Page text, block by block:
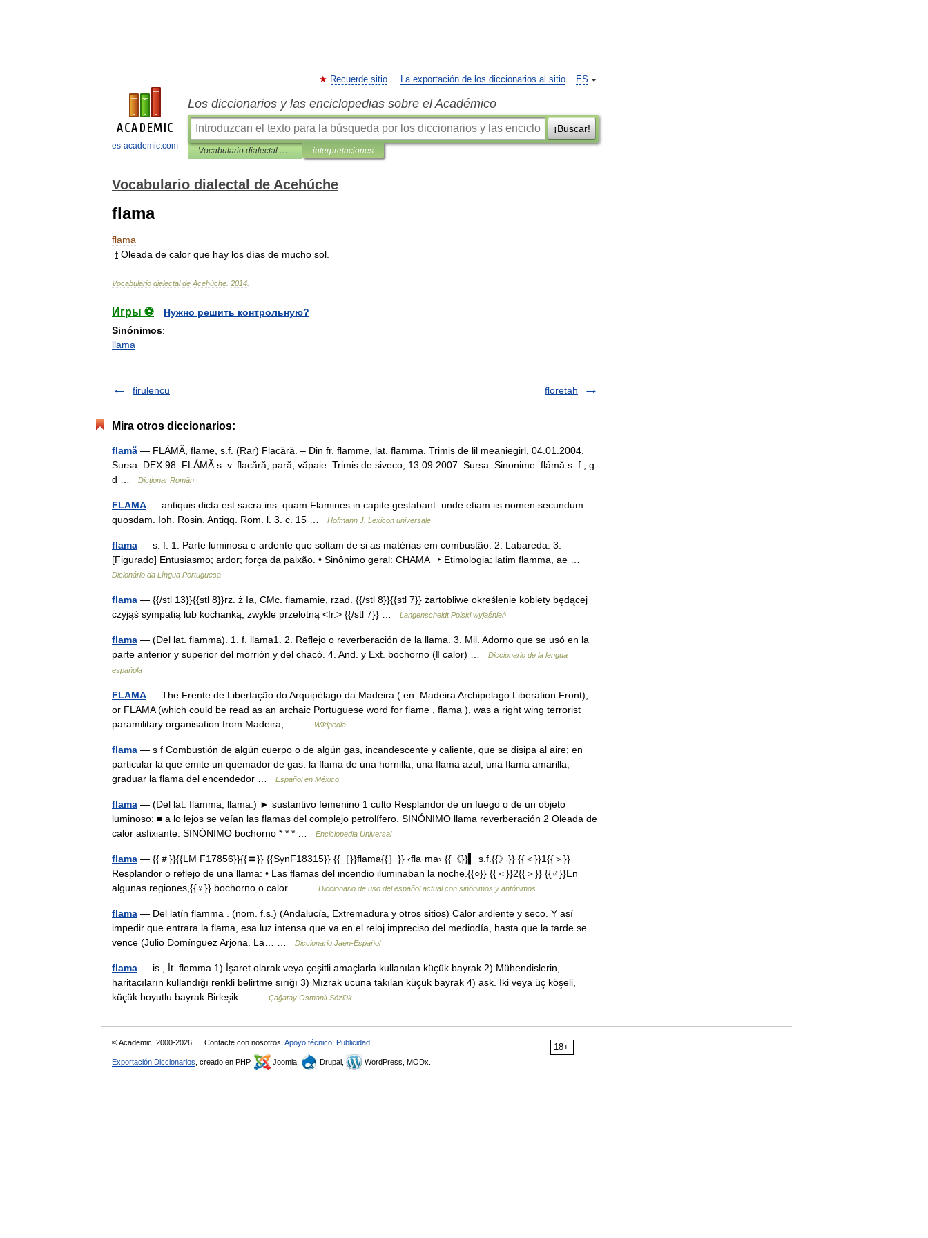
es-academic.com
ES
Recuerde sitio La exportación de los diccionarios al sitio
Los diccionarios y las enciclopedias sobre el Académico
¡Buscar!
Vocabulario dialectal de Acehúche interpretaciones
Vocabulario dialectal de Acehúche
flama
flama
f Oleada de calor que hay los días de mucho sol
Vocabulario dialectal de Acehúche 2014
Игры ⚽
Нужно решить контрольную?
Sinónimos:
llama
firulencu floretah
Mira otros diccionarios:
flamă — FLÁMĂ, flame, s.f. (Rar) Flacără. – Din fr. flamme, lat. flamma. Trimis de lil meaniegirl, 04.01.2004.
Sursa: DEX 98 FLÁMĂ s. v. flacără, pară, văpaie. Trimis de siveco, 13.09.2007. Sursa: Sinonime flámă s. f., g.
d …
Dicționar Român
FLAMA — antiquis dicta est sacra ins. quam Flamines in capite gestabant: unde etiam iis nomen secundum
quosdam. Ioh. Rosin. Antiqq. Rom. l. 3. c. 15 …
Hofmann J. Lexicon universale
flama — s. f. 1. Parte luminosa e ardente que soltam de si as matérias em combustão. 2. Labareda. 3.
[Figurado] Entusiasmo; ardor; força da paixão. • Sinônimo geral: CHAMA ‣ Etimologia: latim flamma, ae …
Dicionário da Língua Portuguesa
flama — {{/stl 13}}{{stl 8}}rz. ż Ia, CMc. flamamie, rzad. {{/stl 8}}{{stl 7}} żartobliwe określenie kobiety będącej
czyjąś sympatią lub kochanką, zwykle przelotną <fr.> {{/stl 7}} …
Langenscheidt Polski wyjaśnień
flama — (Del lat. flamma). 1. f. llama1. 2. Reflejo o reverberación de la llama. 3. Mil. Adorno que se usó en la
parte anterior y superior del morrión y del chacó. 4. And. y Ext. bochorno (ǁ calor) …
Diccionario de la lengua
española
FLAMA — The Frente de Libertação do Arquipélago da Madeira ( en. Madeira Archipelago Liberation Front),
or FLAMA (which could be read as an archaic Portuguese word for flame , flama ), was a right wing terrorist
paramilitary organisation from Madeira,… …
Wikipedia
flama — s f Combustión de algún cuerpo o de algún gas, incandescente y caliente, que se disipa al aire; en
particular la que emite un quemador de gas: la flama de una hornilla, una flama azul, una flama amarilla,
graduar la flama del encendedor …
Español en México
flama — (Del lat. flamma, llama.) ► sustantivo femenino 1 culto Resplandor de un fuego o de un objeto
luminoso: ■ a lo lejos se veían las flamas del complejo petrolífero. SINÓNIMO llama reverberación 2 Oleada de
calor asfixiante. SINÓNIMO bochorno * * * …
Enciclopedia Universal
flama — {{＃}}{{LM F17856}}{{〓}} {{SynF18315}} {{［}}flama{{］}} ‹fla·ma› {{《}}▍ s.f.{{》}} {{＜}}1{{＞}}
Resplandor o reflejo de una llama: • Las flamas del incendio iluminaban la noche.{{○}} {{＜}}2{{＞}} {{♂}}En
algunas regiones,{{♀}} bochorno o calor… …
Diccionario de uso del español actual con sinónimos y antónimos
flama — Del latín flamma . (nom. f.s.) (Andalucía, Extremadura y otros sitios) Calor ardiente y seco. Y así
impedir que entrara la flama, esa luz intensa que va en el reloj impreciso del mediodía, hasta que la tarde se
vence (Julio Domínguez Arjona. La… …
Diccionario Jaén-Español
flama — is., İt. flemma 1) İşaret olarak veya çeşitli amaçlarla kullanılan küçük bayrak 2) Mühendislerin,
haritacıların kullandığı renkli belirtme sırığı 3) Mızrak ucuna takılan küçük bayrak 4) ask. İki veya üç köşeli,
küçük boyutlu bayrak Birleşik… …
Çağatay Osmanlı Sözlük
18+
© Academic, 2000-2026 Contacte con nosotros: Apoyo técnico Publicidad
Exportación Diccionarios , creado en PHP, Joomla, Drupal, WordPress, MODx.